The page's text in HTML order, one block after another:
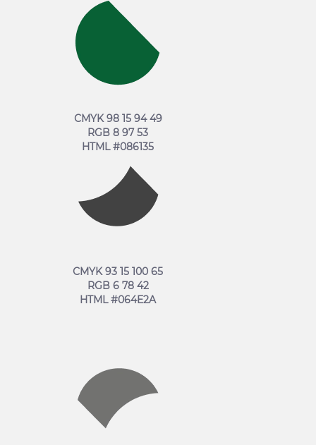
СMYK 98 15 94 49
RGB 8 97 53
HTML #086135
СMYK 93 15 100 65
RGB 6 78 42
HTML #064E2A